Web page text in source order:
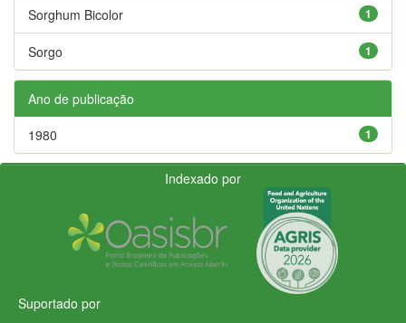
1
Sorghum Bicolor
1
Sorgo
Ano de publicação
1
1980
Indexado por
Suportado por